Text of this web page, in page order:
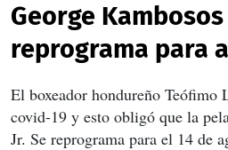
George
reprograma para
El boxeador hondureño Teófimo
covid-19 y esto obligó que la
Jr. Se reprograma para el 14 de